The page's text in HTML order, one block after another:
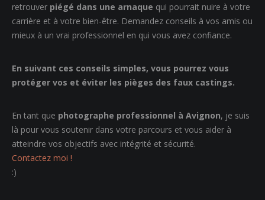
retrouver piégé dans une arnaque qui pourrait nuire à votre
carrière et à votre bien-être. Demandez conseils à vos amis ou
mieux à un vrai professionnel en qui vous avez confiance.
En suivant ces conseils simples, vous pourrez vous
protéger vos et éviter les pièges des faux castings.
En tant que photographe professionnel à Avignon, je suis
là pour vous soutenir dans votre parcours et vous aider à
atteindre vos objectifs avec intégrité et sécurité.
Contactez moi !
:)